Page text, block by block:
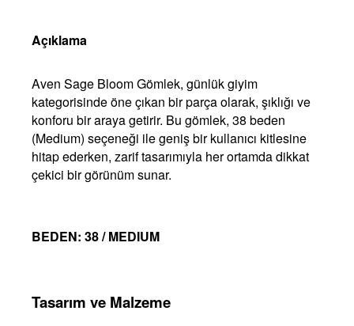
Açıklama
Aven Sage Bloom Gömlek, günlük giyim
kategorisinde öne çıkan bir parça olarak, şıklığı ve
konforu bir araya getirir. Bu gömlek, 38 beden
(Medium) seçeneği ile geniş bir kullanıcı kitlesine
hitap ederken, zarif tasarımıyla her ortamda dikkat
çekici bir görünüm sunar.
BEDEN: 38 / MEDIUM
Tasarım ve Malzeme